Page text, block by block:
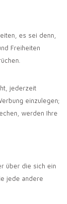
es sei denn,
Freiheiten
jederzeit
einzulegen;
werden Ihre
über die sich ein
jede andere